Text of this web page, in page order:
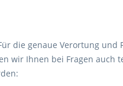
die genaue Verortung
wir Ihnen bei Fragen auch